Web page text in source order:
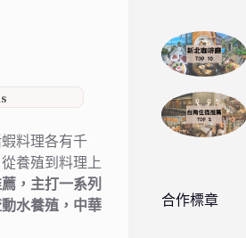
蝦料理各有千
養殖到料理上
，主打一系列
水養殖，中華
合作標章